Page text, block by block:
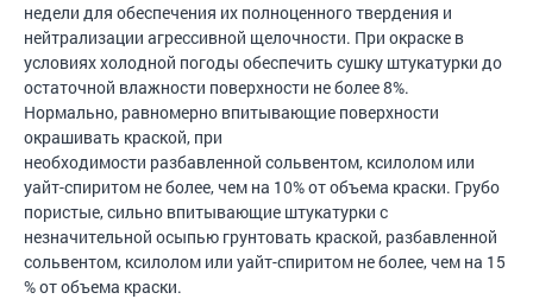
недели для обеспечения их полноценного твердения и
нейтрализации агрессивной щелочности. При окраске в
условиях холодной погоды обеспечить сушку штукатурки до
остаточной влажности поверхности не более 8%.
Нормально, равномерно впитывающие поверхности
окрашивать краской, при
необходимости разбавленной сольвентом, ксилолом или
уайт-спиритом не более, чем на 10% от объема краски. Грубо
пористые, сильно впитывающие штукатурки с
незначительной осыпью грунтовать краской, разбавленной
сольвентом, ксилолом или уайт-спиритом не более, чем на 15
% от объема краски.